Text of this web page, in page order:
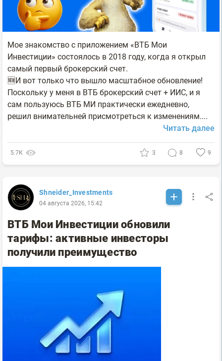
Мое знакомство с приложением «ВТБ Мои
Инвестиции» состоялось в 2018 году, когда я открыл
самый первый брокерский счет.
🆕И вот только что вышло масштабное обновление!
Поскольку у меня в ВТБ брокерский счет + ИИС, и я
сам пользуюсь ВТБ МИ практически ежедневно,
решил внимательней присмотреться к изменениям....
Читать далее
5.7К 3 8 9
Shneider_Investments
04 августа 2026, 15:42
ВТБ Мои Инвестиции обновили
тарифы: активные инвесторы
получили преимущество